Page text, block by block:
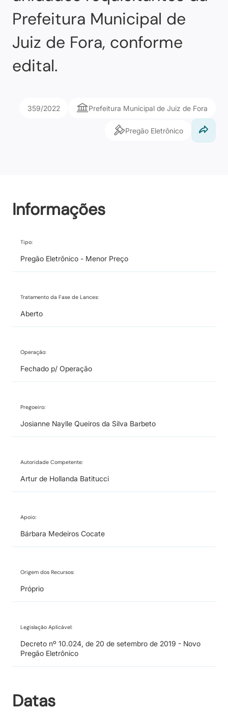
Prefeitura Municipal de
Juiz de Fora, conforme
edital.
359/2022 Prefeitura Municipal de Juiz de Fora
Pregão Eletrônico
Informações
Tipo:
Pregão Eletrônico - Menor Preço
Tratamento da Fase de Lances:
Aberto
Operação:
Fechado p/ Operação
Pregoeiro:
Josianne Naylle Queiros da Silva Barbeto
Autoridade Competente:
Artur de Hollanda Batitucci
Apoio:
Bárbara Medeiros Cocate
Origem dos Recursos:
Próprio
Legislação Aplicável:
Decreto nº 10.024, de 20 de setembro de 2019 - Novo
Pregão Eletrônico
Datas